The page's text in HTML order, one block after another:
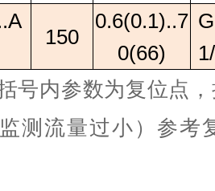
150
0.6(0.1)..7
0(66)
号内参数为复位点
测流量过小）参考